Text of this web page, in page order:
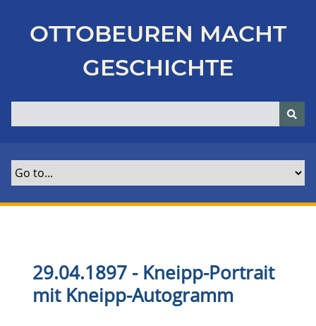
p
OTTOBEUREN MACHT
GESCHICHTE
29.04.1897 - Kneipp-Portrait
mit Kneipp-Autogramm